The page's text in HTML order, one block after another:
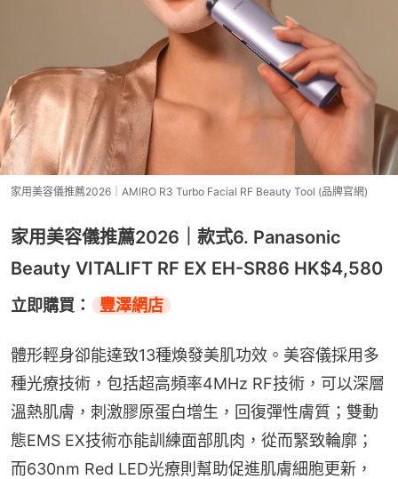
家用美容儀推薦2026｜AMIRO R3 Turbo Facial RF Beauty Tool (品牌官網)
家用美容儀推薦2026｜款式6. Panasonic
Beauty VITALIFT RF EX EH-SR86 HK$4,580
立即購買： 豐澤網店
體形輕身卻能達致13種煥發美肌功效。美容儀採用多
種光療技術，包括超高頻率4MHz RF技術，可以深層
溫熱肌膚，刺激膠原蛋白增生，回復彈性膚質；雙動
態EMS EX技術亦能訓練面部肌肉，從而緊致輪廓；
而630nm Red LED光療則幫助促進肌膚細胞更新，